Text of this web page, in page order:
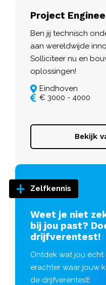
Project
Ben jij technisch
aan wereldwijde
Solliciteer nu en
oplossingen!
Eindhoven
€ 3000 - 4000
Bekijk
Zelfkennis
Weet je niet
bij jou past?
drijfverentest!
Ontdek wat jou écht
erachter waar jouw
de drijfverentest!